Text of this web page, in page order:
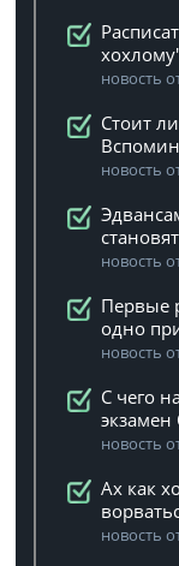
новость
Стоит
новость
новость
Первые
одно
новость
C чего
экзамен
новость
Ах как
новость